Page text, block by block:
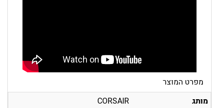
מפרט המוצר
מותג
CORSAIR